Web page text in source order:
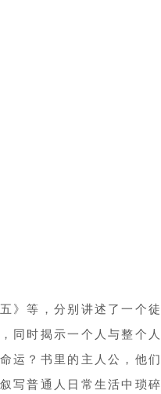
》等，分别讲述了一个徒
同时揭示一个人与整个人
运？书里的主人公，他们
写普通人日常生活中琐碎